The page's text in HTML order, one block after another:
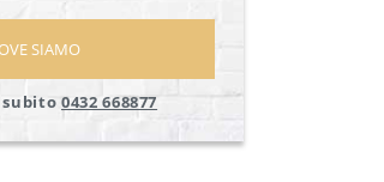
SIAMO
subito 0432 668877